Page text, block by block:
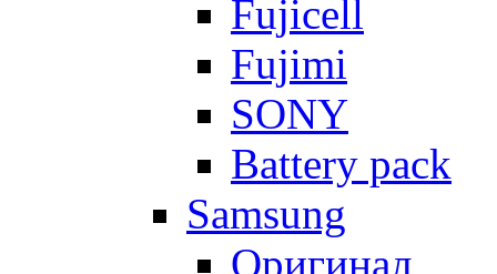
Fujicell
Fujimi
SONY
Battery pack
Samsung
Оригинал